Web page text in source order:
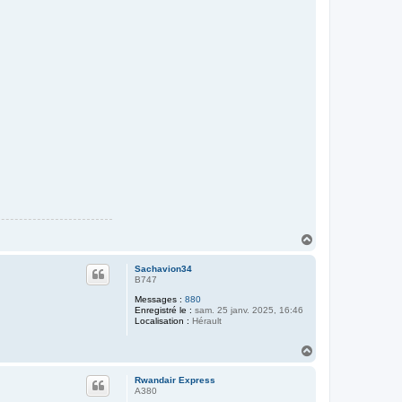
Sachavion34
B747
Messages : 880
Enregistré le : sam. 25 janv. 2025, 16:46
Localisation : Hérault
Rwandair Express
A380